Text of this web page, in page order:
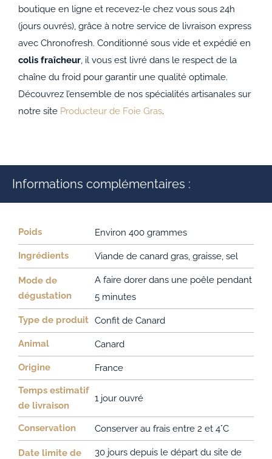
boutique en ligne et recevez-le chez vous sous 24h
(jours ouvrés), grâce à notre service de livraison express
avec Chronofresh. Conditionné sous vide et expédié en
colis fraîcheur, il vous est livré dans le respect de la
chaîne du froid pour garantir une qualité optimale.
Découvrez l’ensemble de nos spécialités artisanales sur
notre site Producteur de Foie Gras.
Informations complémentaires :
Poids Environ 400 grammes
Ingrédients Viande de canard gras, graisse, sel
Mode de
dégustation
A faire dorer dans une poêle pendant
5 minutes
Type de produit Confit de Canard
Animal Canard
Origine France
Temps estimatif
de livraison
1 jour ouvré
Conservation Conserver au frais entre 2 et 4°C
Date limite de
30 jours depuis le départ du site de